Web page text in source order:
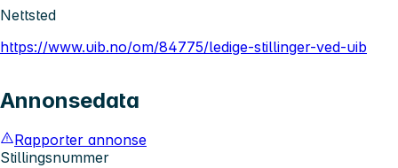
Nettsted
https://www.uib.no/om/84775/ledige-stillinger-ved-uib
Annonsedata
Rapporter annonse
Stillingsnummer